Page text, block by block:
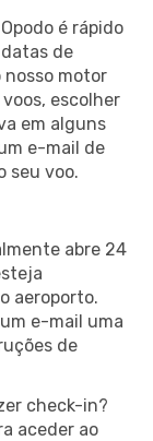
é rápido
de
nosso motor
escolher
em alguns
e-mail de
seu voo.
abre 24
aeroporto.
e-mail uma
de
check-in?
aceder ao